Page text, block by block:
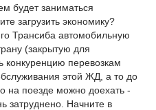
будет заниматься
загрузить экономику?
Трансиба автомобильную
(закрытую для
конкуренцию перевозкам
этой ЖД, а то до
на поезде можно доехать -
затруднено. Начните в